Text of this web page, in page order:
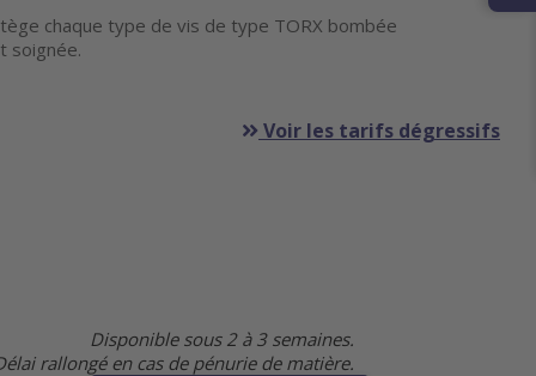
chaque type de vis de type TORX bombée
soignée.
Voir les tarifs dégressifs
Disponible sous 2 à 3 semaines.
rallongé en cas de pénurie de matière.